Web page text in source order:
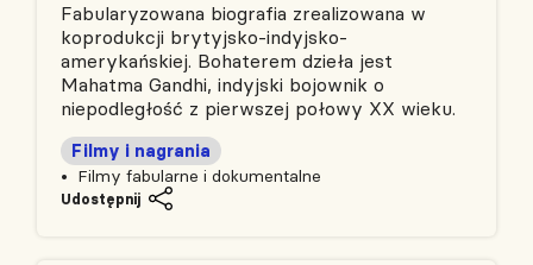
Fabularyzowana biografia zrealizowana w
koprodukcji brytyjsko-indyjsko-
amerykańskiej. Bohaterem dzieła jest
Mahatma Gandhi, indyjski bojownik o
niepodległość z pierwszej połowy XX wieku.
Filmy fabularne i dokumentalne
Filmy i nagrania
Udostępnij